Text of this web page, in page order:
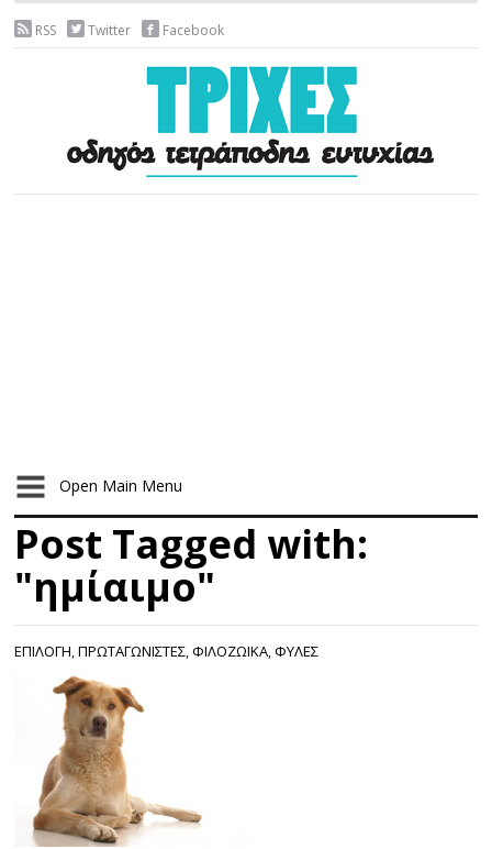
RSS Twitter Facebook
Open Main Menu
Post Tagged with:
"ημίαιμο"
ΕΠΙΛΟΓΗ,ΠΡΩΤΑΓΩΝΙΣΤΕΣ,ΦΙΛΟΖΩΙΚΑ,ΦΥΛΕΣ